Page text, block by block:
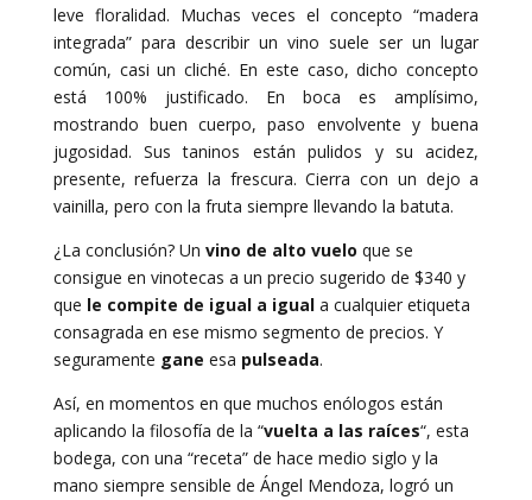
leve floralidad. Muchas veces el concepto “madera
integrada” para describir un vino suele ser un lugar
común, casi un cliché. En este caso, dicho concepto
está 100% justificado. En boca es amplísimo,
mostrando buen cuerpo, paso envolvente y buena
jugosidad. Sus taninos están pulidos y su acidez,
presente, refuerza la frescura. Cierra con un dejo a
vainilla, pero con la fruta siempre llevando la batuta.
¿La conclusión? Un vino de alto vuelo que se
consigue en vinotecas a un precio sugerido de $340 y
que le compite de igual a iguala cualquier etiqueta
consagrada en ese mismo segmento de precios. Y
seguramente gane esa pulseada.
Así, en momentos en que muchos enólogos están
aplicando la filosofía de la “vuelta a las raíces“, esta
bodega, con una “receta” de hace medio siglo y la
mano siempre sensible de Ángel Mendoza, logró un